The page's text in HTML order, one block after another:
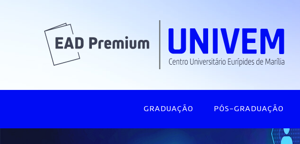
GRADUAÇÃO PÓS-GRADUAÇÃO